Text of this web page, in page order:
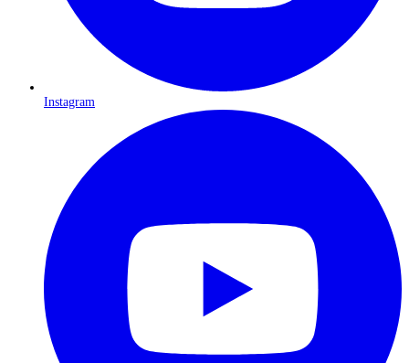
Instagram